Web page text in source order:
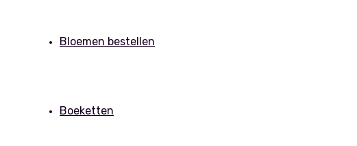
Bloemen bestellen
Boeketten